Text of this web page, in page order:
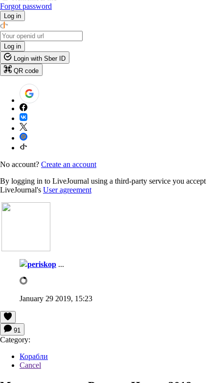
Forgot password
Log in
Log in
Login with Sber ID
QR code
No account? Create an account
By logging in to LiveJournal using a third-party service you accept
LiveJournal's User agreement
periskop ...
January 29 2019, 15:23
91
Category:
Корабли
Cancel